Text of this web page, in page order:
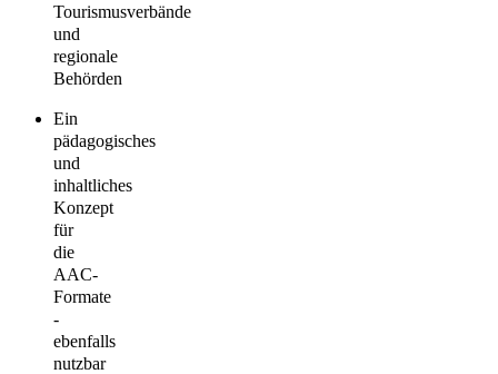
Tourismusverbände
und
regionale
Behörden
Ein
pädagogisches
und
inhaltliches
Konzept
für
die
AAC-
Formate
-
ebenfalls
nutzbar